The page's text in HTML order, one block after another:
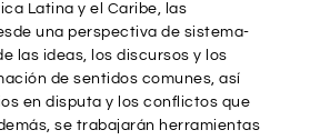
Latina y el Caribe, las
una perspectiva de sistema-
las ideas, los discursos y los
de sentidos comunes, así
en disputa y los conflictos que
se trabajarán herramientas